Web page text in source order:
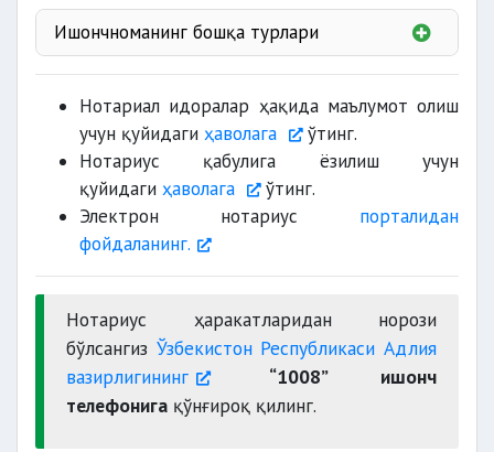
Ишончноманинг бошқа турлари
хат-хабарларни
иш ҳақини
муаллифлар
пенсиялар
Нотариал идоралар ҳақида маълумот олиш
учун қуйидаги ҳаволага
ўтинг.
Нотариус қабулига ёзилиш учун
қуйидаги ҳаволага
ўтинг.
Электрон нотариус порталидан
фойдаланинг.
Нотариус ҳаракатларидан норози
бўлсангиз Ўзбекистон Республикаси Адлия
вазирлигининг
“1008” ишонч
телефонига қўнғироқ қилинг.